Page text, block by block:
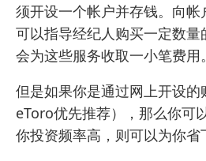
须开设一个帐户并存钱。向
可以指导经纪人购买一定数量
会为这些服务收取一小笔费用。
但是如果你是通过网上开设的
eToro优先推荐），那么你可
你投资频率高，则可以为你省